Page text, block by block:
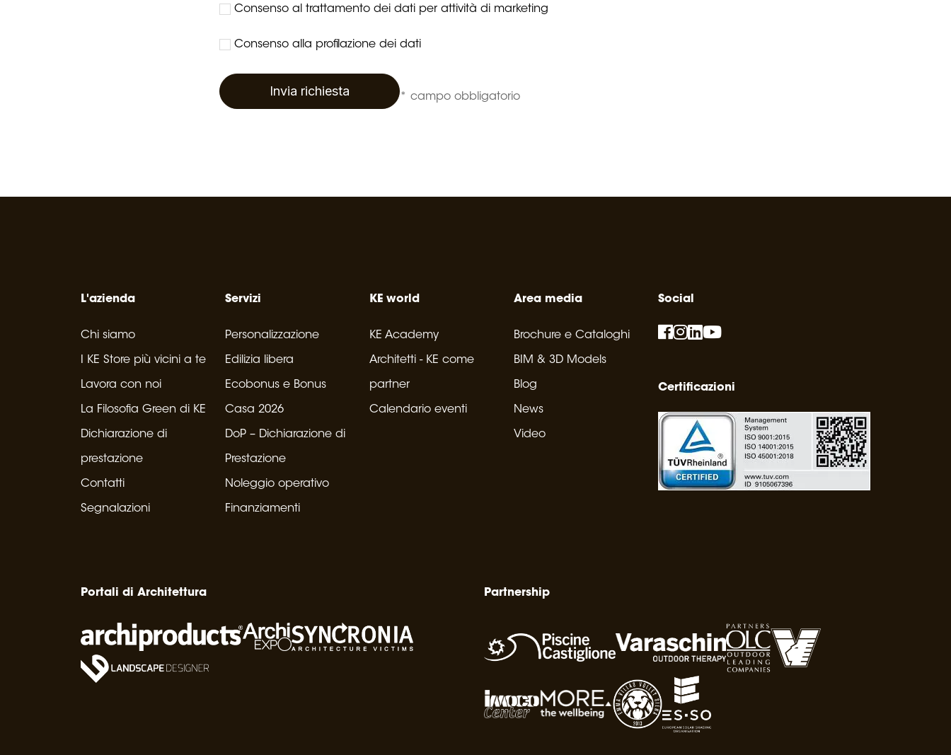
Consenso al trattamento dei dati per attività di marketing
Consenso alla profilazione dei dati
Invia richiesta * campo obbligatorio
L'azienda
Chi siamo
I KE Store più vicini a te
Lavora con noi
La Filosofia Green di KE
Dichiarazione di
prestazione
Contatti
Segnalazioni
Servizi
Personalizzazione
Edilizia libera
Ecobonus e Bonus
Casa 2026
DoP – Dichiarazione di
Prestazione
Noleggio operativo
Finanziamenti
KE world
KE Academy
Architetti - KE come
partner
Calendario eventi
Area media
Brochure e Cataloghi
BIM & 3D Models
Blog
News
Video
Social
Certificazioni
Portali di Architettura Partnership